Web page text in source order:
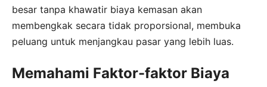
besar tanpa khawatir biaya kemasan akan
membengkak secara tidak proporsional, membuka
peluang untuk menjangkau pasar yang lebih luas.
Memahami Faktor-faktor Biaya